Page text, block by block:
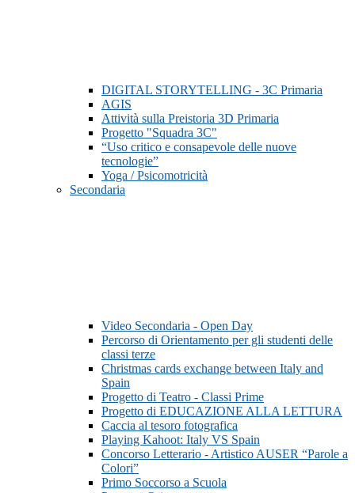
DIGITAL STORYTELLING - 3C Primaria
AGIS
Attività sulla Preistoria 3D Primaria
Progetto "Squadra 3C"
“Uso critico e consapevole delle nuove
tecnologie”
Yoga / Psicomotricità
Secondaria
Video Secondaria - Open Day
Percorso di Orientamento per gli studenti delle
classi terze
Christmas cards exchange between Italy and
Spain
Progetto di Teatro - Classi Prime
Progetto di EDUCAZIONE ALLA LETTURA
Caccia al tesoro fotografica
Playing Kahoot: Italy VS Spain
Concorso Letterario - Artistico AUSER “Parole a
Colori”
Primo Soccorso a Scuola